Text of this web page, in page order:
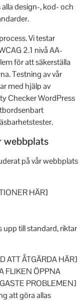
design-, kod- och
Vi testar
2.1 nivå AA-
för att säkerställa
Testning av vår
med hjälp av
Checker WordPress
webbplats
på vår webbplats
HÄR]
upp till standard, riktar
ATT ÅTGÄRDA HÄR]
FLIKEN ÖPPNA
PROBLEMEN]
att göra allas